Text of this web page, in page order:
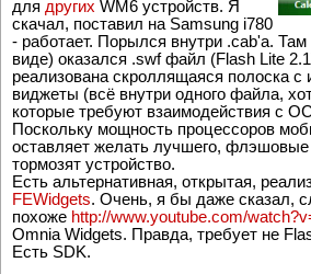
для других WM6 устройств. Я
скачал, поставил на Samsung i780
- работает. Порылся внутри .cab'a.
виде) оказался .swf файл (Flash Lite
реализована скроллящаяся полоска с
виджеты (всё внутри одного файла,
которые требуют взаимодействия с
Поскольку мощность процессоров
оставляет желать лучшего,
тормозят устройство.
Есть альтернативная, открытая,
FEWidgets. Очень, я бы даже сказал,
похоже http://www.youtube.com/
Omnia Widgets. Правда, требует не
Есть SDK.